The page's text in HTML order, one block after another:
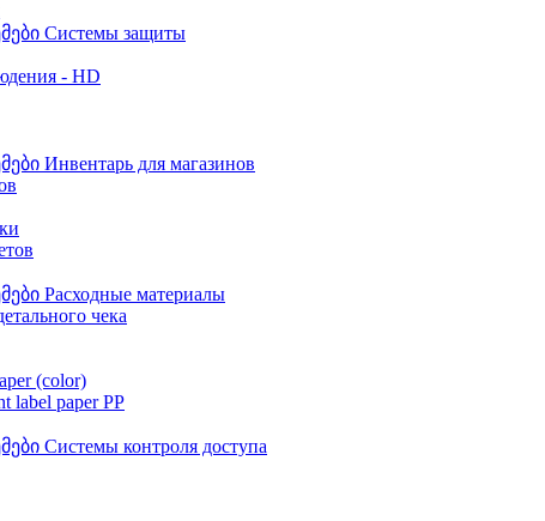
Cистемы защиты
- HD
Инвентарь для магазинов
Расходные материалы
чека
(color)
label paper PP
Системы контроля доступа